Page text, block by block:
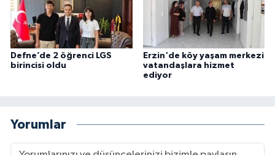
Defne’de 2 öğrenci LGS
birincisi oldu
Erzin'de köy yaşam merkezi
vatandaşlara hizmet
ediyor
Yorumlar